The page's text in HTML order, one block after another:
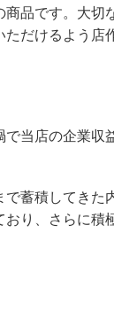
品です。大切
ただけるよう店
で当店の企業収
で蓄積してきた
り、さらに積